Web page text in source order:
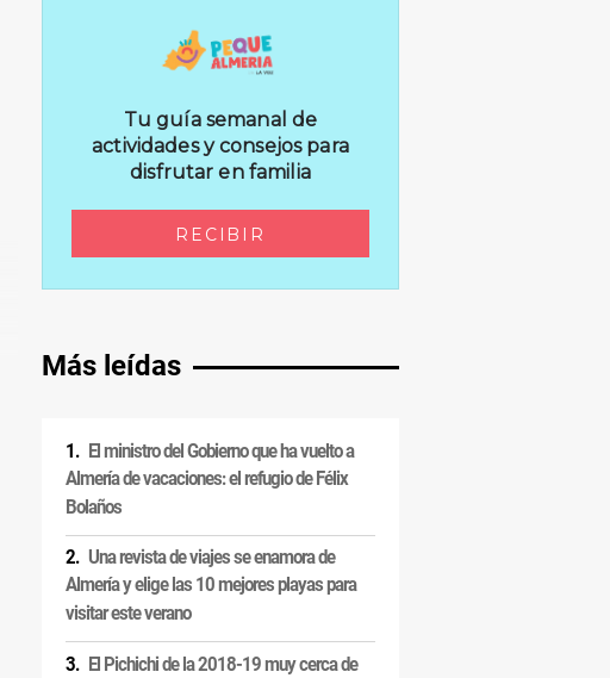
Más leídas
El ministro del Gobierno que ha vuelto a
Almería de vacaciones: el refugio de Félix
Bolaños
Una revista de viajes se enamora de
Almería y elige las 10 mejores playas para
visitar este verano
El Pichichi de la 2018-19 muy cerca de